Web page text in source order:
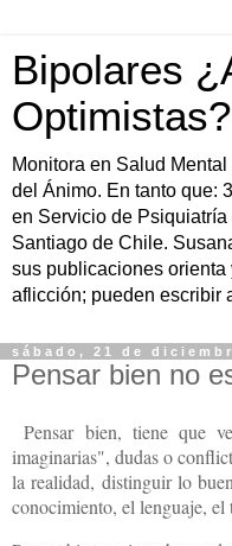
Bipolares
Optimistas?
Monitora en Salud
del Ánimo. En tanto que:
en Servicio de
Santiago de Chile.
sus publicaciones
aflicción; pueden escribir
sábado, 21 de
Pensar bien no
Pensar bien, tiene que
imaginarias", dudas o
la realidad, distinguir lo
conocimiento, el lenguaje, el